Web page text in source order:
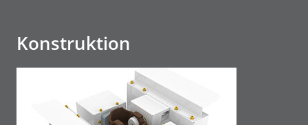
Konstruktion